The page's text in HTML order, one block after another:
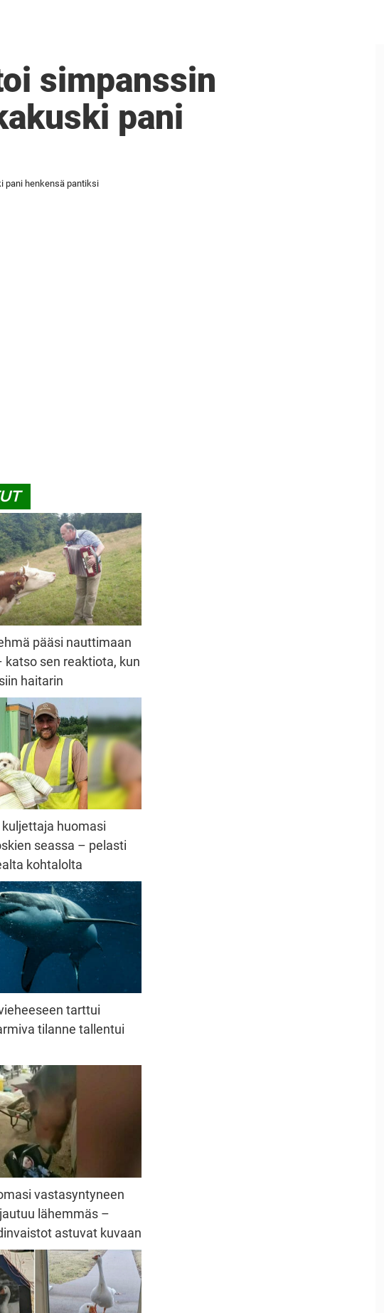
simpanssin
pani
pani henkensä pantiksi
pääsi nauttimaan
katso sen reaktiota, kun
haitarin
huomasi
seassa – pelasti
kohtalolta
tarttui
tilanne tallentui
vastasyntyneen
lähemmäs –
astuvat kuvaan